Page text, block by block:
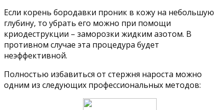
Если корень бородавки проник в кожу на небольшую
глубину, то убрать его можно при помощи
криодеструкции – заморозки жидким азотом. В
противном случае эта процедура будет
неэффективной.
Полностью избавиться от стержня нароста можно
одним из следующих профессиональных методов: